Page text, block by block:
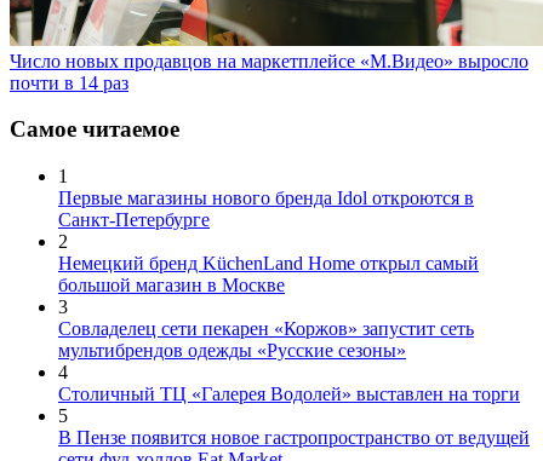
Число новых продавцов на маркетплейсе «М.Видео» выросло
почти в 14 раз
Самое читаемое
1
Первые магазины нового бренда Idol откроются в
Санкт-Петербурге
2
Немецкий бренд KüchenLand Home открыл самый
большой магазин в Москве
3
Совладелец сети пекарен «Коржов» запустит сеть
мультибрендов одежды «Русские сезоны»
4
Столичный ТЦ «Галерея Водолей» выставлен на торги
5
В Пензе появится новое гастропространство от ведущей